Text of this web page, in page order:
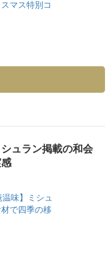
ュラン掲載の和会